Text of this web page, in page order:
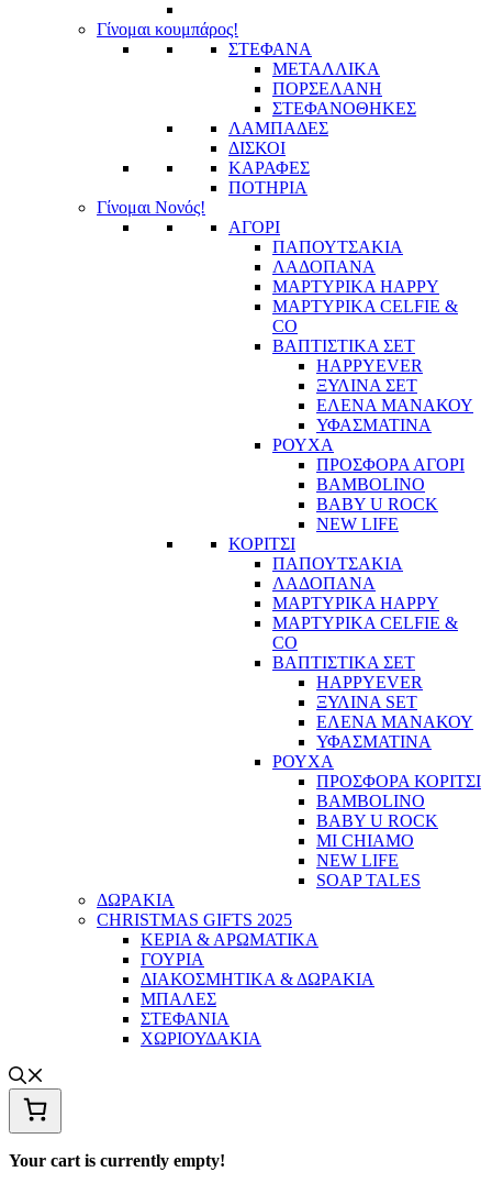
Γίνομαι κουμπάρος!
ΣΤΕΦΑΝΑ
ΜΕΤΑΛΛΙΚΑ
ΠΟΡΣΕΛΑΝΗ
ΣΤΕΦΑΝΟΘΗΚΕΣ
ΛΑΜΠΑΔΕΣ
ΔΙΣΚΟΙ
ΚΑΡΑΦΕΣ
ΠΟΤΗΡΙΑ
Γίνομαι Νονός!
ΑΓΟΡΙ
ΠΑΠΟΥΤΣΑΚΙΑ
ΛΑΔΟΠΑΝΑ
ΜΑΡΤΥΡΙΚΑ HAPPY
ΜΑΡΤΥΡΙΚΑ CELFIE &
CO
ΒΑΠΤΙΣΤΙΚΑ ΣΕΤ
HAPPYEVER
ΞΥΛΙΝΑ ΣΕΤ
ΕΛΕΝΑ ΜΑΝΑΚΟΥ
ΥΦΑΣΜΑΤΙΝΑ
ΡΟΥΧΑ
ΠΡΟΣΦΟΡΑ ΑΓΟΡΙ
BAMBOLINO
BABY U ROCK
NEW LIFE
ΚΟΡΙΤΣΙ
ΠΑΠΟΥΤΣΑΚΙΑ
ΛΑΔΟΠΑΝΑ
ΜΑΡΤΥΡΙΚΑ HAPPY
ΜΑΡΤΥΡΙΚΑ CELFIE &
CO
ΒΑΠΤΙΣΤΙΚΑ ΣΕΤ
HAPPYEVER
ΞΥΛΙΝΑ SET
ΕΛΕΝΑ ΜΑΝΑΚΟΥ
ΥΦΑΣΜΑΤΙΝΑ
ΡΟΥΧΑ
ΠΡΟΣΦΟΡΑ ΚΟΡΙΤΣΙ
BAMBOLINO
BABY U ROCK
MI CHIAMO
NEW LIFE
SOAP TALES
ΔΩΡΑΚΙΑ
CHRISTMAS GIFTS 2025
ΚΕΡΙΑ & ΑΡΩΜΑΤΙΚΑ
ΓΟΥΡΙΑ
ΔΙΑΚΟΣΜΗΤΙΚΑ & ΔΩΡΑΚΙΑ
ΜΠΑΛΕΣ
ΣΤΕΦΑΝΙΑ
ΧΩΡΙΟΥΔΑΚΙΑ
Your cart is currently empty!